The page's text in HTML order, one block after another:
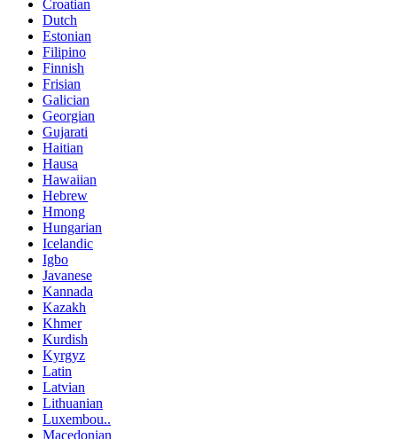
Croatian
Dutch
Estonian
Filipino
Finnish
Frisian
Galician
Georgian
Gujarati
Haitian
Hausa
Hawaiian
Hebrew
Hmong
Hungarian
Icelandic
Igbo
Javanese
Kannada
Kazakh
Khmer
Kurdish
Kyrgyz
Latin
Latvian
Lithuanian
Luxembou..
Macedonian